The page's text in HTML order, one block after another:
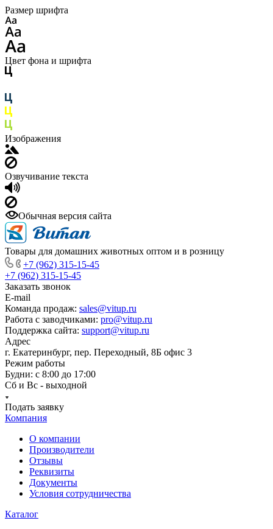
Размер шрифта
Цвет фона и шрифта
Изображения
Озвучивание текста
Обычная версия сайта
Товары для домашних животных оптом и в розницу
+7 (962) 315-15-45
+7 (962) 315-15-45
Заказать звонок
E-mail
Команда продаж: sales@vitup.ru
Работа с заводчиками: pro@vitup.ru
Поддержка сайта: support@vitup.ru
Адрес
г. Екатеринбург, пер. Переходный, 8Б офис 3
Режим работы
Будни: с 8:00 до 17:00
Сб и Вс - выходной
Подать заявку
Компания
О компании
Производители
Отзывы
Реквизиты
Документы
Условия сотрудничества
Каталог